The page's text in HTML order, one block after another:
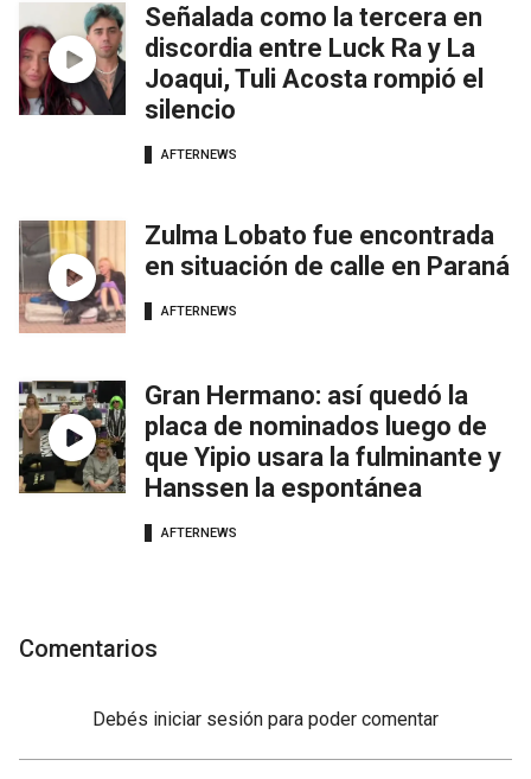
Señalada como la tercera en
discordia entre Luck Ra y La
Joaqui, Tuli Acosta rompió el
silencio
AFTERNEWS
Zulma Lobato fue encontrada
en situación de calle en Paraná
AFTERNEWS
Gran Hermano: así quedó la
placa de nominados luego de
que Yipio usara la fulminante y
Hanssen la espontánea
AFTERNEWS
Comentarios
Debés iniciar sesión para poder comentar